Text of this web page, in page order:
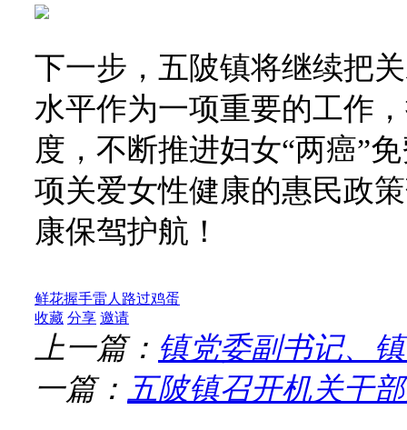
下一步，五陂镇将继续把
水平作为一项重要的工作
度，不断推进妇女“两癌”
项关爱女性健康的惠民政
康保驾护航！
鲜花握手雷人 路过鸡蛋
收藏 分享 邀请
上一篇： 镇党委副书记、
一篇： 五陂镇召开机关干